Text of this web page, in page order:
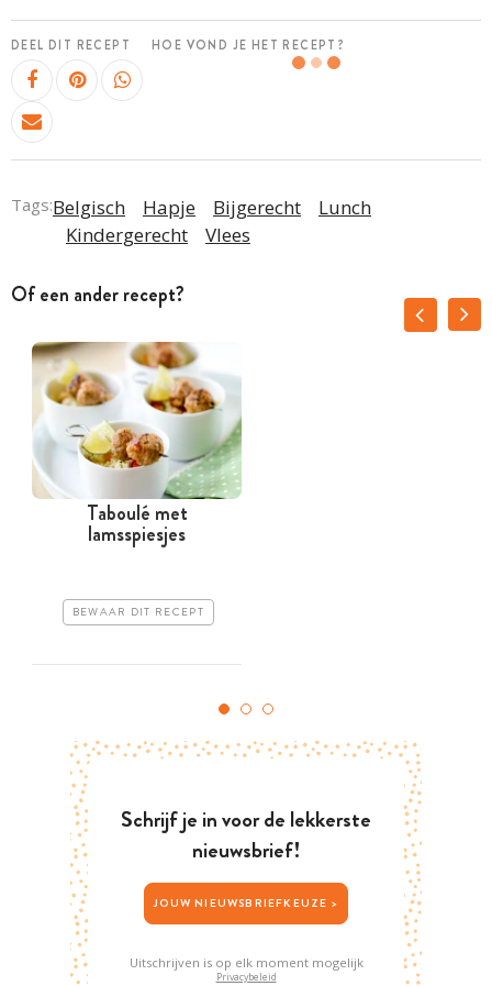
DEEL DIT RECEPT HOE VOND JE HET RECEPT?
Tags:Belgisch Hapje Bijgerecht
Lunch
Kindergerecht
Vlees
Of een ander recept?
Taboulé met
lamsspiesjes
BEWAAR DIT RECEPT
Schrijf je in voor de lekkerste
nieuwsbrief!
JOUW NIEUWSBRIEFKEUZE >
Uitschrijven is op elk moment mogelijk
Privacybeleid